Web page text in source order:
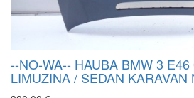
--NO-WA-- HAUBA BMW 3
LIMUZINA / SEDAN KARAVAN